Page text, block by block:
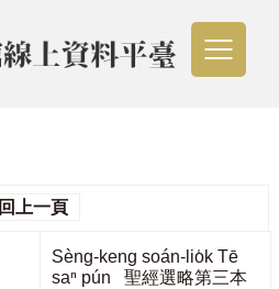
回上一頁
Sèng-keng soán-lio̍k Tē
saⁿ pún 聖經選略第三本